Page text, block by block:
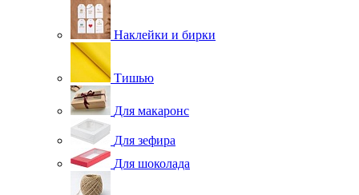
Наклейки и бирки
Тишью
Для макаронс
Для зефира
Для шоколада